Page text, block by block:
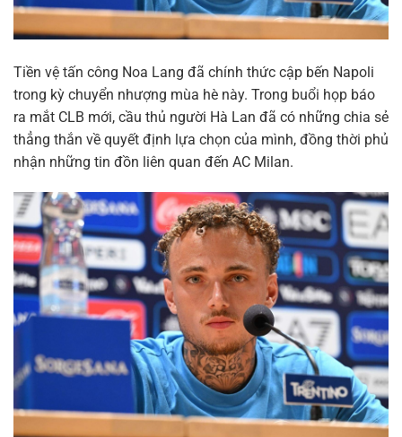
Tiền vệ tấn công Noa Lang đã chính thức cập bến Napoli
trong kỳ chuyển nhượng mùa hè này. Trong buổi họp báo
ra mắt CLB mới, cầu thủ người Hà Lan đã có những chia sẻ
thẳng thắn về quyết định lựa chọn của mình, đồng thời phủ
nhận những tin đồn liên quan đến AC Milan.